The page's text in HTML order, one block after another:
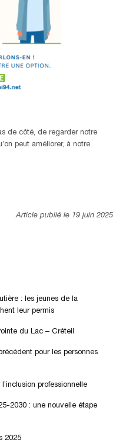
de côté, de regarder notre
peut améliorer, à notre
Article publié le 19 juin 2025
: les jeunes de la
leur permis
du Lac – Créteil
pour les personnes
professionnelle
2030 : une nouvelle étape
2025